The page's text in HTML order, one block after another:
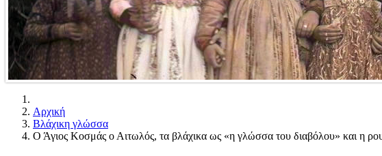
Αρχική
Βλάχικη γλώσσα
Ο Άγιος Κοσμάς ο Αιτωλός, τα βλάχικα ως «η γλώσσα του διαβόλου» και η